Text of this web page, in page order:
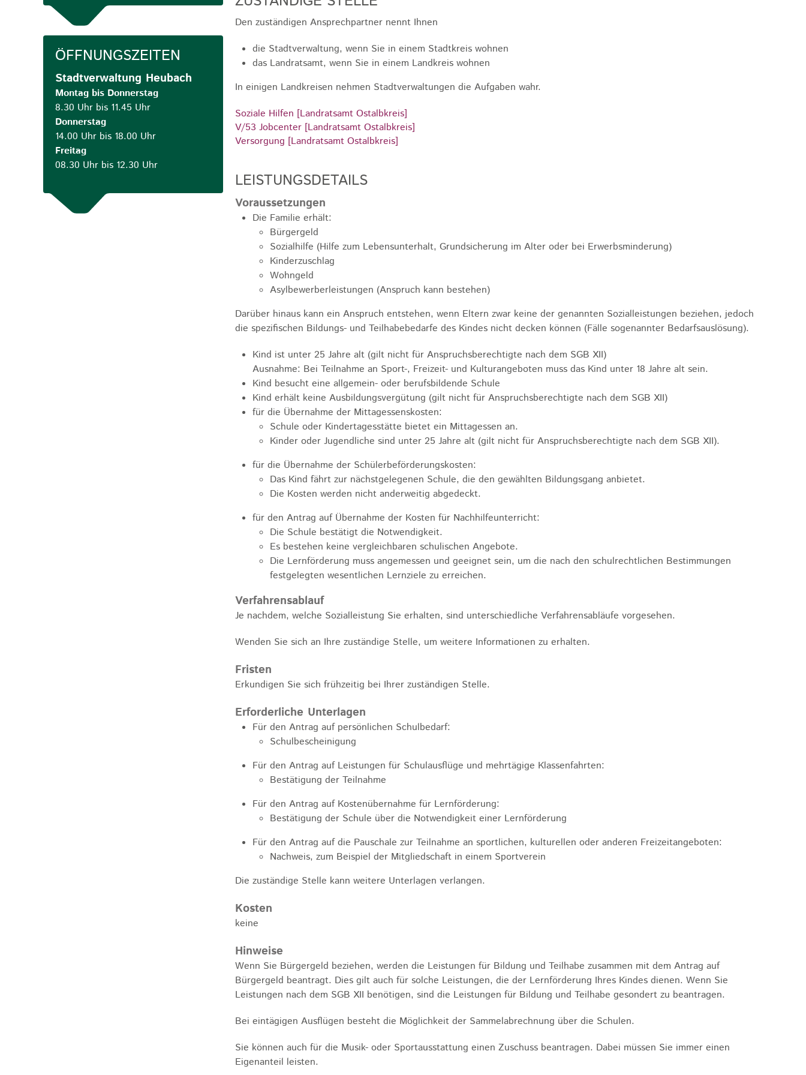
Den zuständigen Ansprechpartner nennt Ihnen
die Stadtverwaltung, wenn Sie in einem Stadtkreis wohnen
das Landratsamt, wenn Sie in einem Landkreis wohnen
In einigen Landkreisen nehmen Stadtverwaltungen die Aufgaben wahr.
Soziale Hilfen [Landratsamt Ostalbkreis]
V/53 Jobcenter [Landratsamt Ostalbkreis]
Versorgung [Landratsamt Ostalbkreis]
LEISTUNGSDETAILS
Voraussetzungen
Die Familie erhält:
Bürgergeld
Sozialhilfe (Hilfe zum Lebensunterhalt, Grundsicherung im Alter oder bei Erwerbsminderung)
Kinderzuschlag
Wohngeld
Asylbewerberleistungen (Anspruch kann bestehen)
Darüber hinaus kann ein Anspruch entstehen, wenn Eltern zwar keine der genannten Sozialleistungen beziehen, jedoch
die spezifischen Bildungs- und Teilhabebedarfe des Kindes nicht decken können (Fälle sogenannter Bedarfsauslösung).
Kind ist unter 25 Jahre alt (gilt nicht für Anspruchsberechtigte nach dem SGB XII)
Ausnahme: Bei Teilnahme an Sport-, Freizeit- und Kulturangeboten muss das Kind unter 18 Jahre alt sein.
Kind besucht eine allgemein- oder berufsbildende Schule
Kind erhält keine Ausbildungsvergütung (gilt nicht für Anspruchsberechtigte nach dem SGB XII)
für die Übernahme der Mittagessenskosten:
Schule oder Kindertagesstätte bietet ein Mittagessen an.
Kinder oder Jugendliche sind unter 25 Jahre alt (gilt nicht für Anspruchsberechtigte nach dem SGB XII).
für die Übernahme der Schülerbeförderungskosten:
Das Kind fährt zur nächstgelegenen Schule, die den gewählten Bildungsgang anbietet.
Die Kosten werden nicht anderweitig abgedeckt.
für den Antrag auf Übernahme der Kosten für Nachhilfeunterricht:
Die Schule bestätigt die Notwendigkeit.
Es bestehen keine vergleichbaren schulischen Angebote.
Die Lernförderung muss angemessen und geeignet sein, um die nach den schulrechtlichen Bestimmungen
festgelegten wesentlichen Lernziele zu erreichen.
Verfahrensablauf
Je nachdem, welche Sozialleistung Sie erhalten, sind unterschiedliche Verfahrensabläufe vorgesehen.
Wenden Sie sich an Ihre zuständige Stelle, um weitere Informationen zu erhalten.
Fristen
Erkundigen Sie sich frühzeitig bei Ihrer zuständigen Stelle.
Erforderliche Unterlagen
Für den Antrag auf persönlichen Schulbedarf:
Schulbescheinigung
Für den Antrag auf Leistungen für Schulausflüge und mehrtägige Klassenfahrten:
Bestätigung der Teilnahme
Für den Antrag auf Kostenübernahme für Lernförderung:
Bestätigung der Schule über die Notwendigkeit einer Lernförderung
Für den Antrag auf die Pauschale zur Teilnahme an sportlichen, kulturellen oder anderen Freizeitangeboten:
Nachweis, zum Beispiel der Mitgliedschaft in einem Sportverein
Die zuständige Stelle kann weitere Unterlagen verlangen.
Kosten
keine
Hinweise
Wenn Sie Bürgergeld beziehen, werden die Leistungen für Bildung und Teilhabe zusammen mit dem Antrag auf
Bürgergeld beantragt. Dies gilt auch für solche Leistungen, die der Lernförderung Ihres Kindes dienen. Wenn Sie
Leistungen nach dem SGB XII benötigen, sind die Leistungen für Bildung und Teilhabe gesondert zu beantragen.
Bei eintägigen Ausflügen besteht die Möglichkeit der Sammelabrechnung über die Schulen.
Sie können auch für die Musik- oder Sportausstattung einen Zuschuss beantragen. Dabei müssen Sie immer einen
Eigenanteil leisten.
ÖFFNUNGSZEITEN
Stadtverwaltung Heubach
Montag bis Donnerstag
8.30 Uhr bis 11.45 Uhr
Donnerstag
14.00 Uhr bis 18.00 Uhr
Freitag
08.30 Uhr bis 12.30 Uhr